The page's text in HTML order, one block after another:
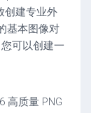
创建专业外
基本图像对
可以创建一
高质量 PNG